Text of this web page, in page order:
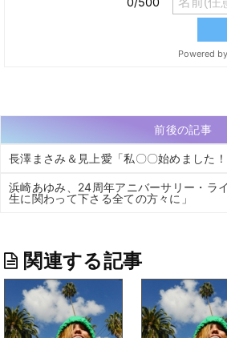
前後の記事
長澤まさみ＆見上愛「私〇〇始めました！
浜崎あゆみ、24周年アニバーサリー・ラ
生に関わって下さる全ての方々に」
関連する記事